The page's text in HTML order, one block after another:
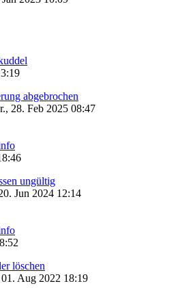
abgebrochen
28. Feb 2025 08:47
ungültig
Jun 2024 12:14
löschen
Aug 2022 18:19